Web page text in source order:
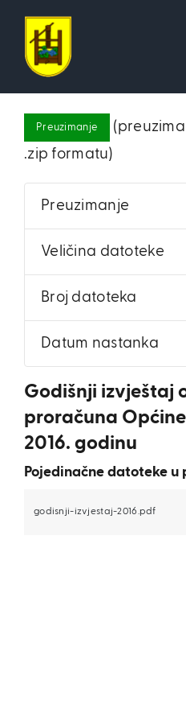
content
Preuzimanje
.zip formatu)
Preuzimanje
Veličina datoteke
Broj datoteka
Datum nastanka
Godišnji izvještaj
proračuna
2016. godinu
Pojedinačne datoteke u
godisnji-izvjestaj-2016.pdf